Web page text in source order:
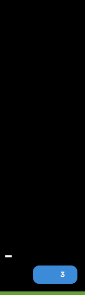
-
3 Hissitolppa - Droppost säädinvipu droppitankoon - gravelbike